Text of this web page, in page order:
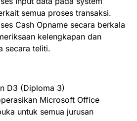
semua proses transaksi.
Cash Opname secara berkala
kelengkapan dan
secara teliti.
D3 (Diploma 3)
Microsoft Office
untuk semua jurusan